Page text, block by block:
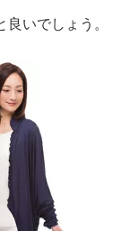
良いでしょう。